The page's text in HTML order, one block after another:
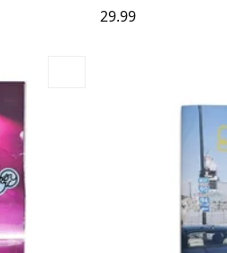
29.99